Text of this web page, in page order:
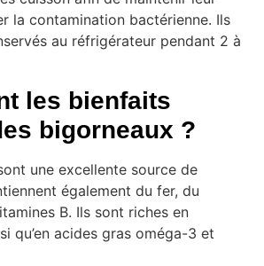
la contamination bactérienne. Ils
au réfrigérateur pendant 2 à
les bienfaits
bigorneaux ?
une excellente source de
également du fer, du
B. Ils sont riches en
qu’en acides gras oméga-3 et